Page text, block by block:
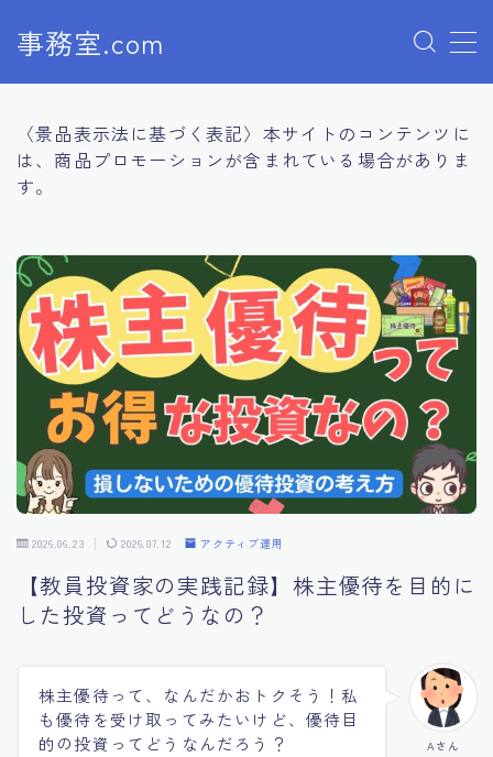
事務室.com
MENU
貯める
保険
プロフィール
〈景品表示法に基づく表記〉本サイトのコンテンツに
は、商品プロモーションが含まれている場合がありま
す。
2026.06.23 2026.07.12 アクティブ運用
【教員投資家の実践記録】株主優待を目的に
した投資ってどうなの？
Aさん
株主優待って、なんだかおトクそう！私
も優待を受け取ってみたいけど、優待目
的の投資ってどうなんだろう？